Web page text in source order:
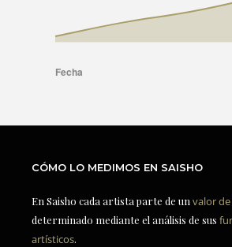
CÓMO LO MEDIMOS EN SAISHO
En Saisho cada artista parte de un valor
determinado mediante el análisis de sus
artísticos.